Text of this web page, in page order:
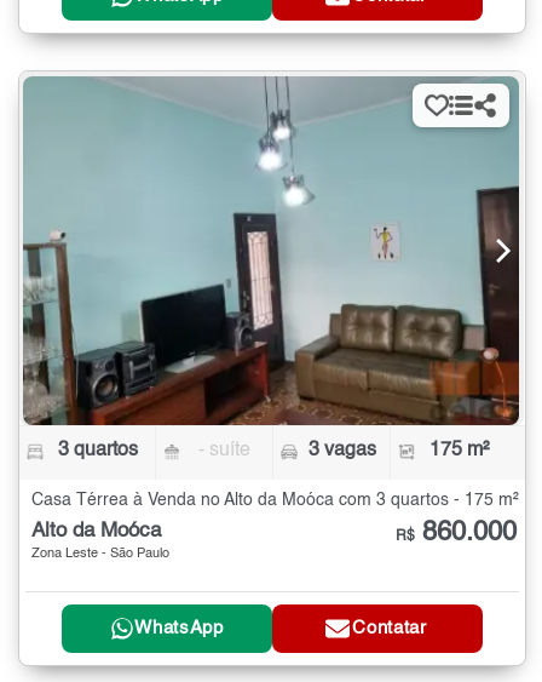
3 quartos - suíte 3 vagas 175 m²
Casa Térrea à Venda no Alto da Moóca com 3 quartos - 175 m²
Alto da Moóca
Zona Leste - São Paulo
R$ 860.000
WhatsApp Contatar